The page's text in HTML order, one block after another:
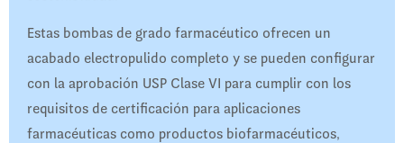
Estas bombas de grado farmacéutico ofrecen un
acabado electropulido completo y se pueden configurar
con la aprobación USP Clase VI para cumplir con los
requisitos de certificación para aplicaciones
farmacéuticas como productos biofarmacéuticos,